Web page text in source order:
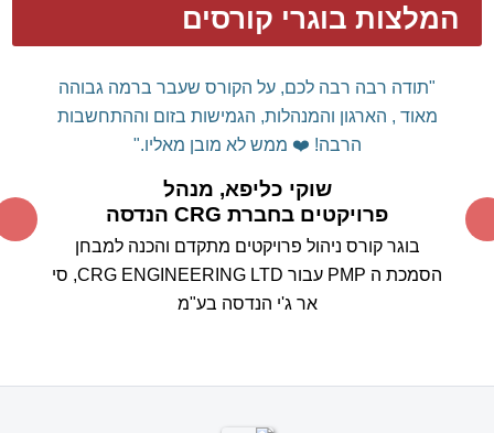
המלצות בוגרי קורסים
"תודה רבה רבה לכם, על הקורס שעבר ברמה גבוהה
מאוד , הארגון והמנהלות, הגמישות בזום וההתחשבות
הרבה! ❤️ ממש לא מובן מאליו."
שוקי כליפא, מנהל
פרויקטים בחברת CRG הנדסה
בוגר קורס ניהול פרויקטים מתקדם והכנה למבחן
הסמכת ה PMP עבור CRG ENGINEERING LTD, סי
אר ג'י הנדסה בע"מ